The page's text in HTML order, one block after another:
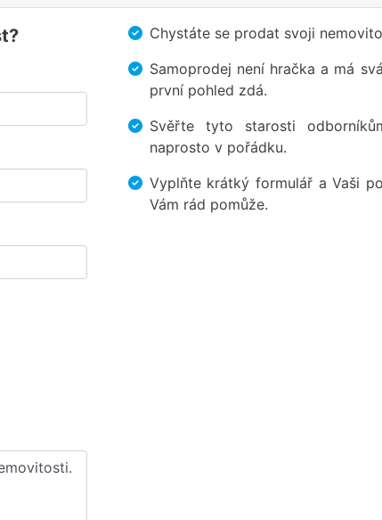
Chystáte se prodat svoji
Samoprodej není hračka a má
první pohled zdá.
Svěřte tyto starosti
naprosto v pořádku.
Vyplňte krátký formulář a Vaši
Vám rád pomůže.